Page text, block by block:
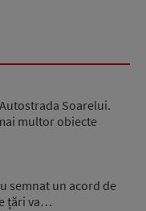
Soarelui.
multor obiecte
semnat un acord de
țări va…